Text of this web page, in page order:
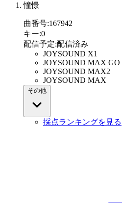
憧憬
曲番号:167942
キー:0
配信予定:配信済み
JOYSOUND X1
JOYSOUND MAX GO
JOYSOUND MAX2
JOYSOUND MAX
その他
採点ランキングを見る